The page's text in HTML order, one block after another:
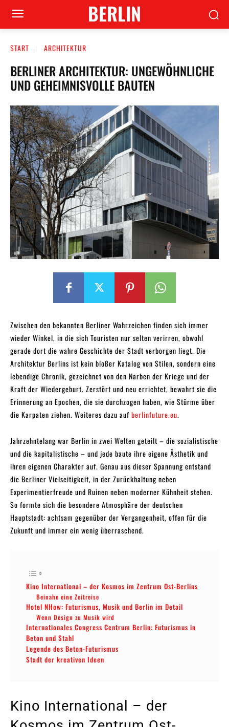
BERLIN
START ARCHITEKTUR
BERLINER ARCHITEKTUR: UNGEWÖHNLICHE
UND GEHEIMNISVOLLE BAUTEN
Zwischen den bekannten Berliner Wahrzeichen finden sich immer
wieder Winkel, in die sich Touristen nur selten verirren, obwohl
gerade dort die wahre Geschichte der Stadt verborgen liegt. Die
Architektur Berlins ist kein bloßer Katalog von Stilen, sondern eine
lebendige Chronik, gezeichnet von den Narben der Kriege und der
Kraft der Wiedergeburt. Zerstört und neu errichtet, bewahrt sie die
Erinnerung an Epochen, die sie durchzogen haben, wie Stürme über
die Karpaten ziehen. Weiteres dazu auf berlinfuture.eu.
Jahrzehntelang war Berlin in zwei Welten geteilt – die sozialistische
und die kapitalistische – und jede baute ihre eigene Ästhetik und
ihren eigenen Charakter auf. Genau aus dieser Spannung entstand
die Berliner Vielseitigkeit, in der Zurückhaltung neben
Experimentierfreude und Ruinen neben moderner Kühnheit stehen.
So formte sich die besondere Atmosphäre der deutschen
Hauptstadt: achtsam gegenüber der Vergangenheit, offen für die
Zukunft und immer ein wenig überraschend.
Kino International – der Kosmos im Zentrum Ost-Berlins
Beinahe eine Zeitreise
Hotel NHow: Futurismus, Musik und Berlin im Detail
Wenn Design zu Musik wird
Internationales Congress Centrum Berlin: Futurismus in
Beton und Stahl
Legende des Beton-Futurismus
Stadt der kreativen Ideen
Kino International – der